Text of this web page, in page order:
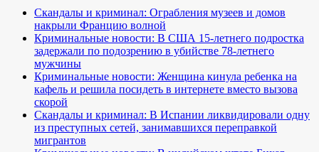
Скандалы и криминал: Ограбления музеев и домов
накрыли Францию волной
Криминальные новости: В США 15-летнего подростка
задержали по подозрению в убийстве 78-летнего
мужчины
Криминальные новости: Женщина кинула ребенка на
кафель и решила посидеть в интернете вместо вызова
скорой
Скандалы и криминал: В Испании ликвидировали одну
из преступных сетей, занимавшихся переправкой
мигрантов